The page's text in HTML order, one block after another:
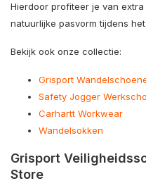
Hierdoor profiteer je van
natuurlijke pasvorm tijdens
Bekijk ook onze collectie:
Grisport
Safety Jogger
Carhartt Workwear
Wandelsokken
Grisport
Store